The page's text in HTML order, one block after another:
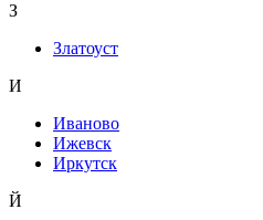
З
Златоуст
И
Иваново
Ижевск
Иркутск
Й